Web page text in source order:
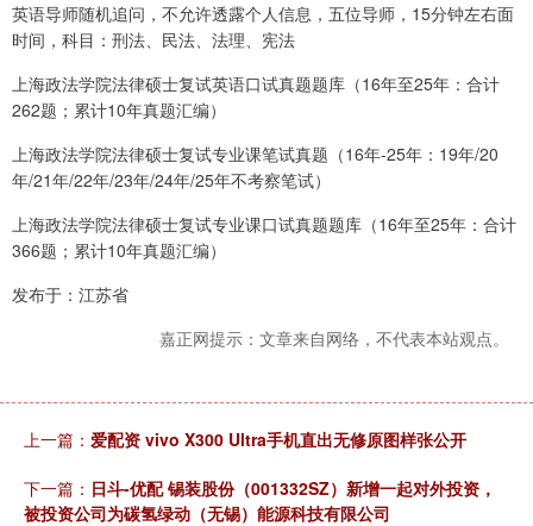
英语导师随机追问，不允许透露个人信息，五位导师，15分钟左右面
时间，科目：刑法、民法、法理、宪法
上海政法学院法律硕士复试英语口试真题题库（16年至25年：合计
262题；累计10年真题汇编）
上海政法学院法律硕士复试专业课笔试真题（16年-25年：19年/20
年/21年/22年/23年/24年/25年不考察笔试）
上海政法学院法律硕士复试专业课口试真题题库（16年至25年：合计
366题；累计10年真题汇编）
发布于：江苏省
嘉正网提示：文章来自网络，不代表本站观点。
上一篇： 爱配资 vivo X300 Ultra手机直出无修原图样张公开
下一篇： 日斗-优配 锡装股份（001332SZ）新增一起对外投资，
被投资公司为碳氢绿动（无锡）能源科技有限公司